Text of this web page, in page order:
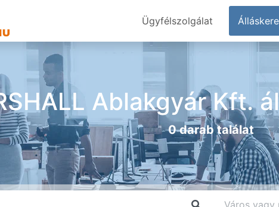
Ügyfélszolgálat
Ablakgyár Kft.
0 darab találat